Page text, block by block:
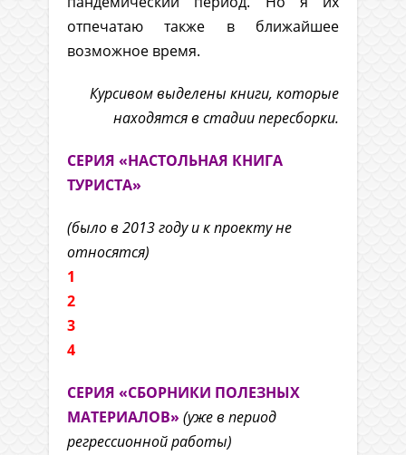
отпечатаю также в ближайшее
возможное время.
Курсивом выделены книги, которые
находятся в стадии пересборки.
СЕРИЯ «НАСТОЛЬНАЯ КНИГА
ТУРИСТА»
(было в 2013 году и к проекту не
относятся)
1
2
3
4
СЕРИЯ «СБОРНИКИ ПОЛЕЗНЫХ
МАТЕРИАЛОВ» (уже в период
регрессионной работы)